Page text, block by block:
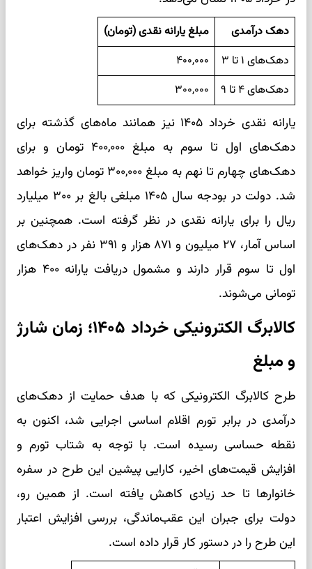
دهک درآمدی
مبلغ یارانه نقدی (تومان)
دهک‌های ۱ تا ۳
۴۰۰,۰۰۰
دهک‌های ۴ تا ۹
۳۰۰,۰۰۰
یارانه نقدی خرداد ۱۴۰۵ نیز همانند ماه‌های گذشته برای
دهک‌های اول تا سوم به مبلغ ۴۰۰,۰۰۰ تومان و برای
دهک‌های چهارم تا نهم به مبلغ ۳۰۰,۰۰۰ تومان واریز خواهد
شد. دولت در بودجه سال ۱۴۰۵ مبلغی بالغ بر ۳۰۰ میلیارد
ریال را برای یارانه نقدی در نظر گرفته است. همچنین بر
اساس آمار، ۲۷ میلیون و ۸۷۱ هزار و ۳۹۱ نفر در دهک‌های
اول تا سوم قرار دارند و مشمول دریافت یارانه ۴۰۰ هزار
تومانی می‌شوند.
کالابرگ الکترونیکی خرداد ۱۴۰۵؛ زمان شارژ
و مبلغ
طرح کالابرگ الکترونیکی که با هدف حمایت از دهک‌های
درآمدی در برابر تورم اقلام اساسی اجرایی شد، اکنون به
نقطه حساسی رسیده است. با توجه به شتاب تورم و
افزایش قیمت‌های اخیر، کارایی پیشین این طرح در سفره
خانوارها تا حد زیادی کاهش یافته است. از همین رو،
دولت برای جبران این عقب‌ماندگی، بررسی افزایش اعتبار
این طرح را در دستور کار قرار داده است.